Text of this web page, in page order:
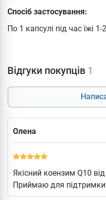
Спосіб застосування:
По 1 капсулі під час їжі
Відгуки покупців 1
Олена
Якісний коензим Q10
Приймаю для підтримки